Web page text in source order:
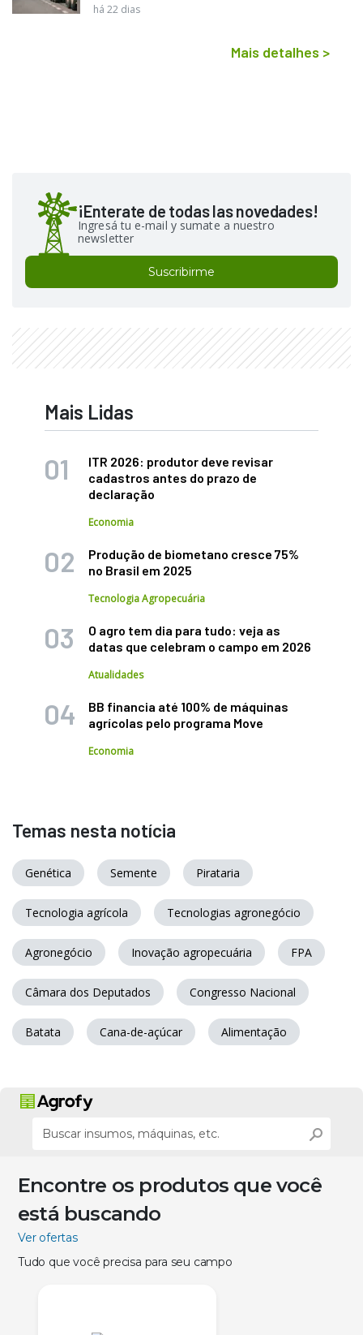
há 22 dias
Mais detalhes >
¡Enterate de todas las novedades!
Ingresá tu e-mail y sumate a nuestro
newsletter
Suscribirme
Mais Lidas
ITR 2026: produtor deve revisar
cadastros antes do prazo de
declaração
Economia
Produção de biometano cresce 75%
no Brasil em 2025
Tecnologia Agropecuária
O agro tem dia para tudo: veja as
datas que celebram o campo em 2026
Atualidades
BB financia até 100% de máquinas
agrícolas pelo programa Move
Economia
Temas nesta notícia
Genética Semente Pirataria
Tecnologia agrícola Tecnologias agronegócio
Agronegócio Inovação agropecuária FPA
Câmara dos Deputados Congresso Nacional
Batata Cana-de-açúcar Alimentação
Encontre os produtos que você
está buscando
Ver ofertas
Tudo que você precisa para seu campo